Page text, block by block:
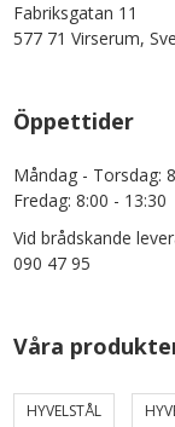
Fabriksgatan 11
577 71 Virserum,
Öppettider
Måndag - Torsdag:
Fredag: 8:00 - 13:30
Vid brådskande
090 47 95
Våra
HYVELSTÅL